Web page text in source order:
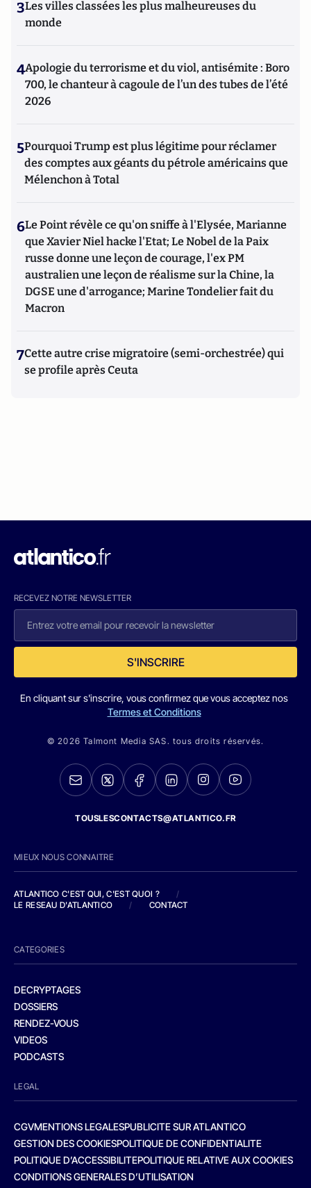
3Les villes classées les plus malheureuses du
monde
4Apologie du terrorisme et du viol, antisémite : Boro
700, le chanteur à cagoule de l’un des tubes de l’été
2026
5Pourquoi Trump est plus légitime pour réclamer
des comptes aux géants du pétrole américains que
Mélenchon à Total
6Le Point révèle ce qu'on sniffe à l'Elysée, Marianne
que Xavier Niel hacke l'Etat; Le Nobel de la Paix
russe donne une leçon de courage, l'ex PM
australien une leçon de réalisme sur la Chine, la
DGSE une d'arrogance; Marine Tondelier fait du
Macron
7Cette autre crise migratoire (semi-orchestrée) qui
se profile après Ceuta
RECEVEZ NOTRE NEWSLETTER
S'INSCRIRE
En cliquant sur s'inscrire, vous confirmez que vous acceptez nos
Termes et Conditions
© 2026 Talmont Media SAS. tous droits réservés.
TOUSLESCONTACTS@ATLANTICO.FR
MIEUX NOUS CONNAITRE
ATLANTICO C'EST QUI, C'EST QUOI ?
/
LE RESEAU D'ATLANTICO
/ CONTACT
CATEGORIES
DECRYPTAGES
DOSSIERS
RENDEZ-VOUS
VIDEOS
PODCASTS
LEGAL
CGVMENTIONS LEGALESPUBLICITE SUR ATLANTICO
GESTION DES COOKIESPOLITIQUE DE CONFIDENTIALITE
POLITIQUE D’ACCESSIBILITEPOLITIQUE RELATIVE AUX COOKIES
CONDITIONS GENERALES D’UTILISATION